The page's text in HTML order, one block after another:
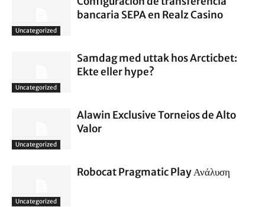
Uncategorized
bancaria SEPA en Realz Casino
Uncategorized
Samdag med uttak hos Arcticbet:
Ekte eller hype?
Uncategorized
Alawin Exclusive Torneios de Alto
Valor
Uncategorized
Robocat Pragmatic Play Ανάλυση